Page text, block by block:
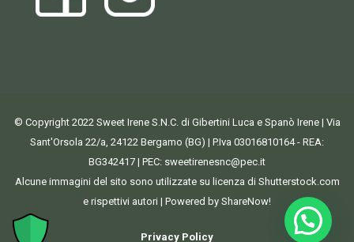
© Copyright 2022 Sweet Irene S.N.C. di Gibertini Luca e Spanò Irene | Via
Sant'Orsola 22/a, 24122 Bergamo (BG) | P.Iva 03016810164 - REA:
BG342417 | PEC: sweetirenesnc@pec.it
Alcune immagini del sito sono utilizzate su licenza di Shutterstock.com
e rispettivi autori | Powered by ShareNow!
Privacy Policy